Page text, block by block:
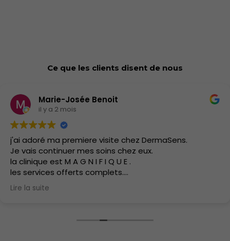
Ce que les clients disent de nous
Marie-Josée Benoit
il y a 2 mois
j'ai adoré ma premiere visite chez DermaSens.
Je vais continuer mes soins chez eux.
la clinique est M A G N I F I Q U E .
les services offerts complets.
J'ai hate d'y retourner.
les soins sont doux.
Lire la suite